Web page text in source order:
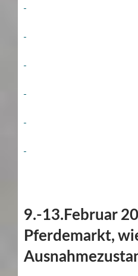
9.-13.Februar
Pferdemarkt,